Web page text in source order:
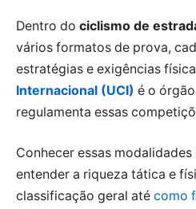
Dentro do ciclismo de
vários formatos de prova,
estratégias e exigências
Internacional (UCI) é o
regulamenta essas
Conhecer essas
entender a riqueza tática e
classificação geral até como